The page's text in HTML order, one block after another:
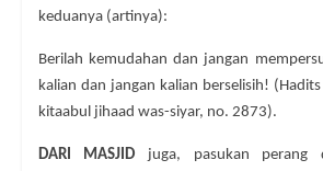
keduanya (artinya):
Berilah kemudahan dan jangan
kalian dan jangan kalian berselisih!
kitaabul jihaad was-siyar, no. 2873).
DARI MASJID juga, pasukan perang